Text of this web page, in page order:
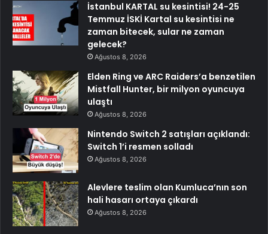
İstanbul KARTAL su kesintisi! 24-25
Temmuz İSKİ Kartal su kesintisi ne
zaman bitecek, sular ne zaman
gelecek?
Ağustos 8, 2026
Elden Ring ve ARC Raiders’a benzetilen
Mistfall Hunter, bir milyon oyuncuya
ulaştı
Ağustos 8, 2026
Nintendo Switch 2 satışları açıklandı:
Switch 1’i resmen solladı
Ağustos 8, 2026
Alevlere teslim olan Kumluca’nın son
hali hasarı ortaya çıkardı
Ağustos 8, 2026